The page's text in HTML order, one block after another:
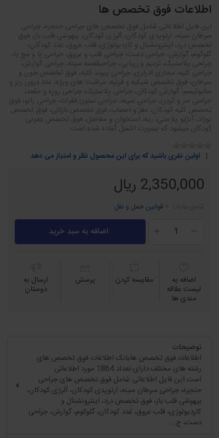
اطلاعات فوق تخصص ها
این فایل اطلاعاتی شامل فوق تخصص های جراحی حنجره، جراحی
سرطان سینه، ارتوپدی کودکان، آلرژی کودکان، بیهوشی قلب باز، فوق
تخصص درد، اینترونشنال و کاردیولوژی، قلب عروق، غدد کودکان،
گلوکوم، گوارش، جراحی دست، جراحی قلب و عروق، جراحی پا و مچ پا،
جراحی پلاستیک، ترمیم و زیبایی، جراحیقفسه سینه، جراحی گوارش،
جراحی کلیه، مجاری ادراری، جراحی پیوند کلیه، فوق تخصص خون و
سرطان، فوق تخصص شبکیه و قرنیه، مراقبت های ویژه، غدد درون ریز و
متابولیسم، گوارش کودکان، جراحی پلاستیک، جراحی روزه و مقعد،
جراحی سر و گردن، جراحی سینه، جراحی ستون فقرات، جراحی زانو، فوق
تحصص کلیه کودکان، مغز و اعصاب، فوق تخصص نازائی، فوق تخصص
نوزاد، آنژیو پلاستی، ریه، استخوان و مفاصل، فوق تخصص عفونی
کودکان میشود که بصورت اکسل آماده شده است.
اولین نفری باشید که برای این محصول نظر و امتیاز می دهد
2,350,000 ریال
قوانین حمل و نقل
اضافه به سبد خرید
اضافه به
لیست علاقه
مندی ها
مقايسه كردن پرسش ارسال به
دوستان
توضیحات
اطلاعات فوق تخصص هابانک اطلاعات فوق تخصص های
رشته های مختلف دارای تعداد 1864 مورد اطلاعاتی
است.این فایل اطلاعاتی شامل فوق تخصص های جراحی
حنجره، جراحی سرطان سینه، ارتوپدی کودکان، آلرژی کودکان،
بیهوشی قلب باز، فوق تخصص درد، اینترونشنال و
کاردیولوژی، قلب عروق، غدد کودکان، گلوکوم، گوارش، جراحی
دست، ج...